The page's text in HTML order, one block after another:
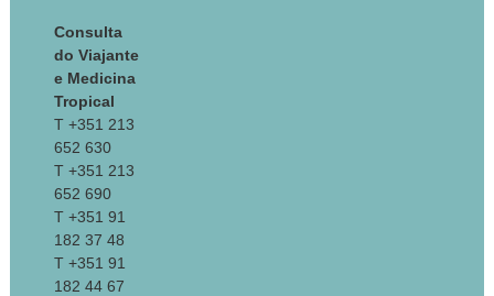
Consulta
do Viajante
e Medicina
Tropical
T +351 213
652 630
T +351 213
652 690
T +351 91
182 37 48
T +351 91
182 44 67